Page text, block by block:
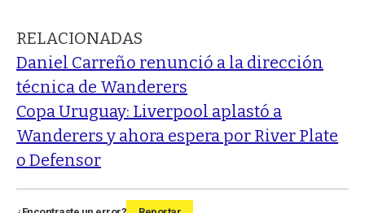
RELACIONADAS
Daniel Carreño renunció a la dirección
técnica de Wanderers
Copa Uruguay: Liverpool aplastó a
Wanderers y ahora espera por River Plate
o Defensor